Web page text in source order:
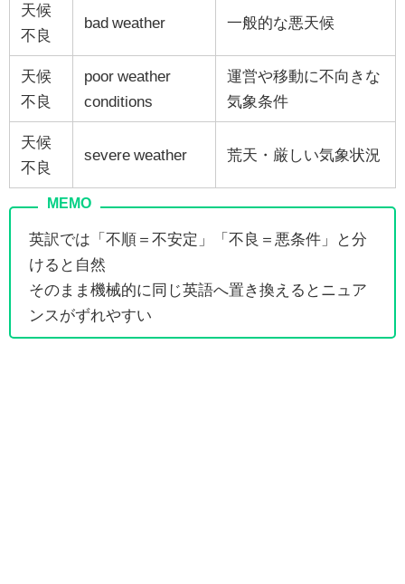
天候
不良
bad weather 一般的な悪天候
天候
不良
poor weather
conditions
運営や移動に不向きな
気象条件
天候
不良
severe weather 荒天・厳しい気象状況
英訳では「不順＝不安定」「不良＝悪条件」と分
けると自然
そのまま機械的に同じ英語へ置き換えるとニュア
ンスがずれやすい